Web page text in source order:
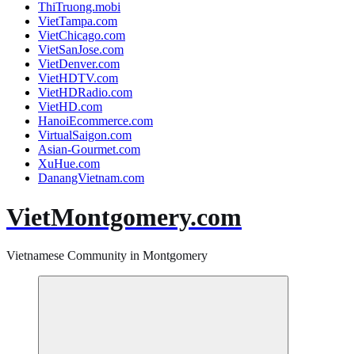
ThiTruong.mobi
VietTampa.com
VietChicago.com
VietSanJose.com
VietDenver.com
VietHDTV.com
VietHDRadio.com
VietHD.com
HanoiEcommerce.com
VirtualSaigon.com
Asian-Gourmet.com
XuHue.com
DanangVietnam.com
VietMontgomery.com
Vietnamese Community in Montgomery